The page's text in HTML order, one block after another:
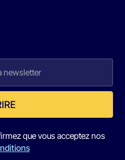
que vous acceptez nos